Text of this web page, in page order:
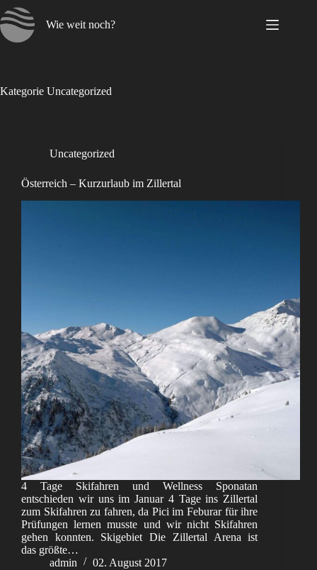
Zum
Inhalt
springen
Wie weit noch?
Kategorie Uncategorized
Uncategorized
Österreich – Kurzurlaub im Zillertal
4 Tage Skifahren und Wellness Sponatan
entschieden wir uns im Januar 4 Tage ins Zillertal
zum Skifahren zu fahren, da Pici im Feburar für ihre
Prüfungen lernen musste und wir nicht Skifahren
gehen konnten. Skigebiet Die Zillertal Arena ist
das größte…
admin
02. August 2017